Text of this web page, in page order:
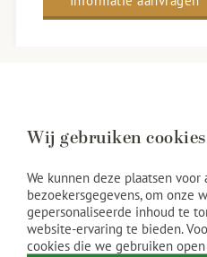
Wij gebruiken cookies
We kunnen deze plaatsen voor
bezoekersgegevens, om onze
gepersonaliseerde inhoud te
website-ervaring te bieden.
cookies die we gebruiken